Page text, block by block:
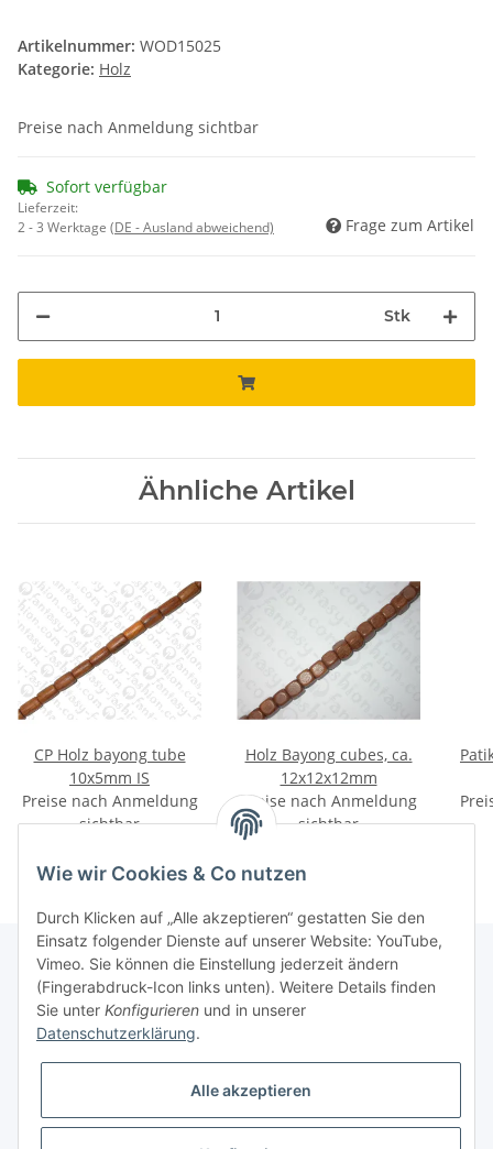
Artikelnummer: WOD15025
Kategorie: Holz
Preise nach Anmeldung sichtbar
Sofort verfügbar
Lieferzeit:
2 - 3 Werktage (DE - Ausland abweichend) Frage zum Artikel
Stk
Ähnliche Artikel
CP Holz bayong tube
10x5mm IS
Preise nach Anmeldung
sichtbar
Holz Bayong cubes, ca.
12x12x12mm
Preise nach Anmeldung
sichtbar
Informationen
Gesetzliche Informationen
Wie wir Cookies & Co nutzen
Durch Klicken auf „Alle akzeptieren“ gestatten Sie den
Einsatz folgender Dienste auf unserer Website: YouTube,
Vimeo. Sie können die Einstellung jederzeit ändern
(Fingerabdruck-Icon links unten). Weitere Details finden
Sie unter Konfigurieren und in unserer
Datenschutzerklärung.
Alle akzeptieren